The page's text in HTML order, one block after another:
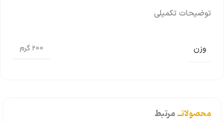
توضیحات تکمیلی
وزن 200 گرم
محصولاتــمرتبط